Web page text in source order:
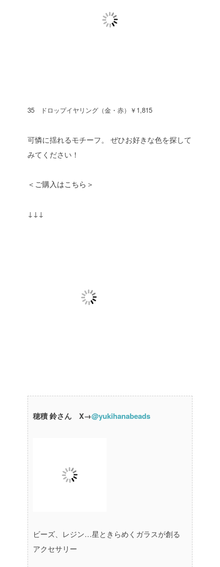
35 ドロップイヤリング（金・赤）￥1,815
可憐に揺れるモチーフ。
ぜひお好きな色を探して
みてください！
＜ご購入はこちら＞
↓↓↓
穂積 鈴さん X→@yukihanabeads
ビーズ、レジン…星ときらめくガラスが創る
アクセサリー